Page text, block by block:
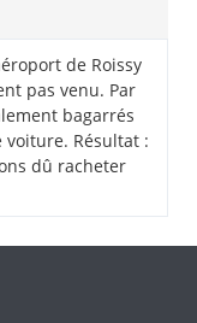
de Roissy
pas venu. Par
bagarrés
Résultat :
dû racheter